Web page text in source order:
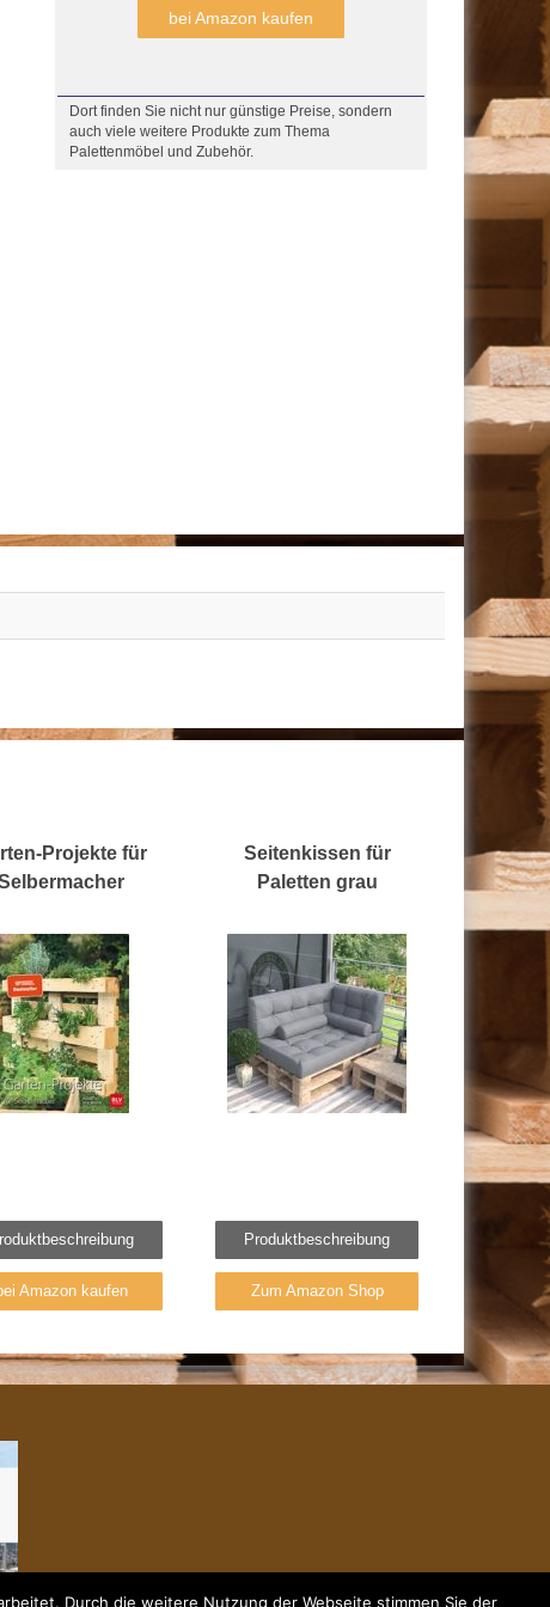
bei Amazon kaufen
Dort finden Sie nicht nur günstige Preise, sondern
auch viele weitere Produkte zum Thema
Palettenmöbel und Zubehör.
Projekte für
Amazon kaufen
Seitenkissen für
Paletten grau
Produktbeschreibung
Zum Amazon Shop
Durch die weitere Nutzung der Webseite stimmen Sie der